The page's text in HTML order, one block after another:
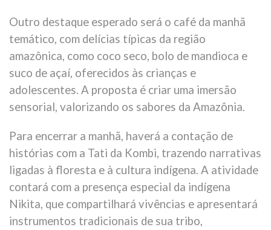
Outro destaque esperado será o café da manhã
temático, com delícias típicas da região
amazônica, como coco seco, bolo de mandioca e
suco de açaí, oferecidos às crianças e
adolescentes. A proposta é criar uma imersão
sensorial, valorizando os sabores da Amazônia.
Para encerrar a manhã, haverá a contação de
histórias com a Tati da Kombi, trazendo narrativas
ligadas à floresta e à cultura indígena. A atividade
contará com a presença especial da indígena
Nikita, que compartilhará vivências e apresentará
instrumentos tradicionais de sua tribo,